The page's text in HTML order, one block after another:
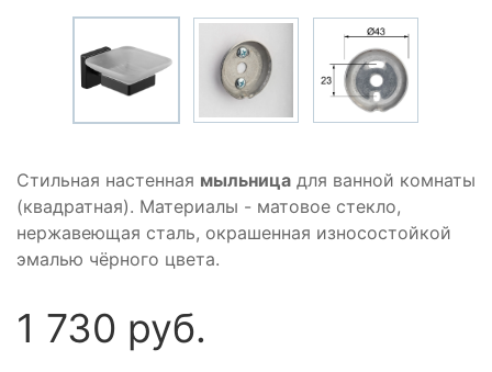
Стильная настенная мыльница для ванной комнаты
(квадратная). Материалы - матовое стекло,
нержавеющая сталь, окрашенная износостойкой
эмалью чёрного цвета.
1 730 руб.